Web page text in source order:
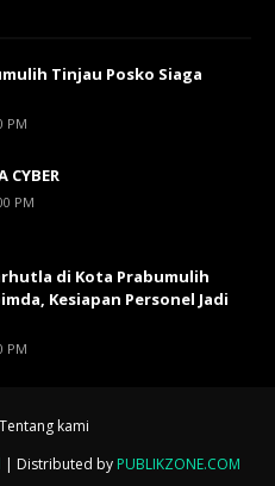
Tinjau Posko Siaga
PM
CYBER
PM
di Kota Prabumulih
Kesiapan Personel Jadi
PM
Tentang kami
| Distributed by PUBLIKZONE.COM